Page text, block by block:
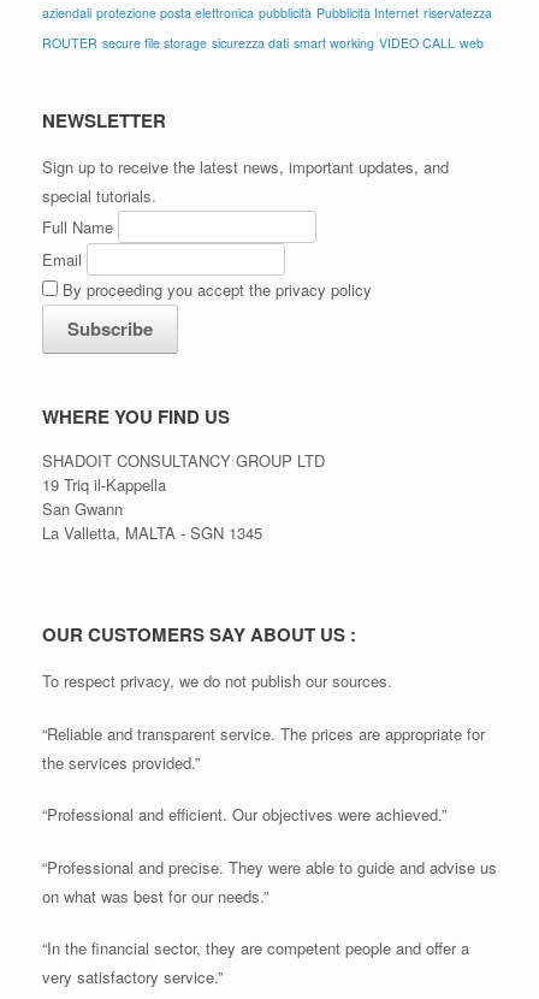
aziendali protezione posta elettronica pubblicità Pubblicità Internet riservatezza
ROUTER secure file storage sicurezza dati smart working VIDEO CALL web
NEWSLETTER
Sign up to receive the latest news, important updates, and
special tutorials.
Full Name
Email
By proceeding you accept the privacy policy
WHERE YOU FIND US
SHADOIT CONSULTANCY GROUP LTD
19 Triq il-Kappella
San Gwann
La Valletta, MALTA - SGN 1345
OUR CUSTOMERS SAY ABOUT US :
To respect privacy, we do not publish our sources.
“Reliable and transparent service. The prices are appropriate for
the services provided.”
“Professional and efficient. Our objectives were achieved.”
“Professional and precise. They were able to guide and advise us
on what was best for our needs.”
“In the financial sector, they are competent people and offer a
very satisfactory service.”